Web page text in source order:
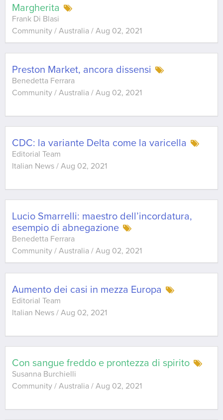
Margherita
Frank Di Blasi
Community / Australia / Aug 02, 2021
Preston Market, ancora dissensi
Benedetta Ferrara
Community / Australia / Aug 02, 2021
CDC: la variante Delta come la varicella
Editorial Team
Italian News / Aug 02, 2021
Lucio Smarrelli: maestro dell’incordatura,
esempio di abnegazione
Benedetta Ferrara
Community / Australia / Aug 02, 2021
Aumento dei casi in mezza Europa
Editorial Team
Italian News / Aug 02, 2021
Con sangue freddo e prontezza di spirito
Susanna Burchielli
Community / Australia / Aug 02, 2021